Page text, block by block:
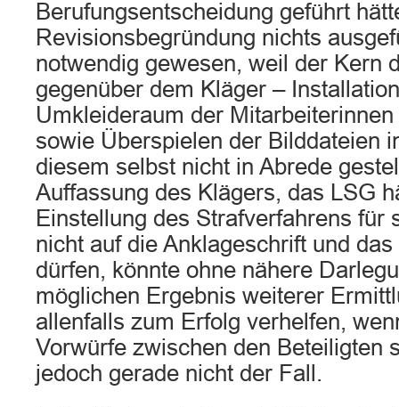
Berufungsentscheidung geführt
Revisionsbegründung nichts
notwendig gewesen, weil der Kern
gegenüber dem Kläger –
Umkleideraum der
sowie Überspielen der Bilddateien
diesem selbst nicht in Abrede
Auffassung des Klägers, das LSG
Einstellung des Strafverfahrens für
nicht auf die Anklageschrift und
dürfen, könnte ohne nähere
möglichen Ergebnis weiterer
allenfalls zum Erfolg verhelfen,
Vorwürfe zwischen den Beteiligten
jedoch gerade nicht der Fall.